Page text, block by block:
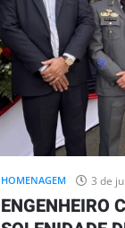
HOMENAGEM 3 de
ENGENHEIRO